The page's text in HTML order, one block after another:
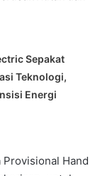
Sepakat
Teknologi,
Energi
Provisional Hand